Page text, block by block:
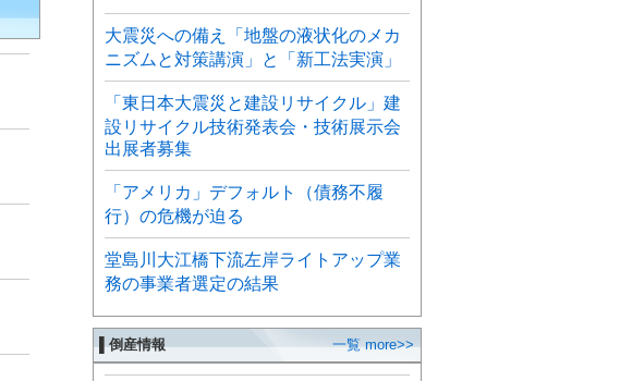
大震災への備え「地盤の液状化のメカ
ニズムと対策講演」と「新工法実演」
「東日本大震災と建設リサイクル」建
設リサイクル技術発表会・技術展示会
出展者募集
「アメリカ」デフォルト（債務不履
行）の危機が迫る
堂島川大江橋下流左岸ライトアップ業
務の事業者選定の結果
▌倒産情報 一覧 more>>